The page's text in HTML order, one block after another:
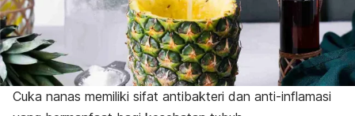
Cuka nanas memiliki sifat antibakteri dan anti-inflamasi